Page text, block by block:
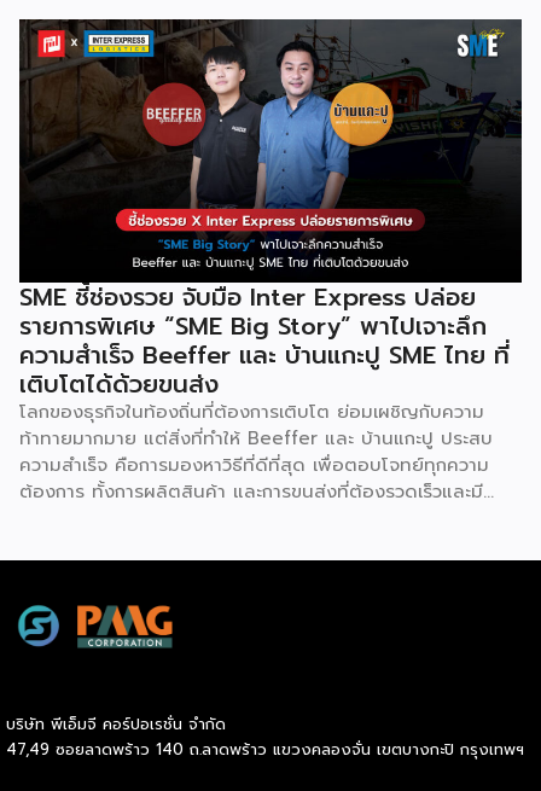
เบลเยี่ยมให้บริการใน 19 แห่งทั่วโลก รวมถึงสหรัฐอเมริกา ฮ่องกง
อินโดนีเซีย และดูไบ ปัจจุบัน Odoo ให้บริการผู้ใช้งานในไทย
มากกว่า 4 แสนราย และมีผู้ใช้งานมากกว่า 6 ล้านคนทั่วเอเชีย ปีนี้
Odoo กลับมาจัดงาน Business Roadshow 2568 ภายใต้
Concept พลิกธุรกิจให้กำไร ต่อยอดธุรกิจของคุณด้วย
ซอฟต์แวร์ ERP ที่มาปลดล็อกทุกธุรกิจในประเทศไทยผ่านการนำ
เทคโนโลยีใหม่สุดล้ำ ยกระดับองค์กรของคุณไปสู่ระบบดิจิทัล
พร้อมกับโอกาสที่จะได้เข้ามาเป็นพาร์ทเนอร์ระดับมืออาชีพร่วมกับ
SME ชี้ช่องรวย จับมือ Inter Express ปล่อย
รายการพิเศษ “SME Big Story” พาไปเจาะลึก
ความสำเร็จ Beeffer และ บ้านแกะปู SME ไทย ที่
เติบโตได้ด้วยขนส่ง
โลกของธุรกิจในท้องถิ่นที่ต้องการเติบโต ย่อมเผชิญกับความ
ท้าทายมากมาย แต่สิ่งที่ทำให้ Beeffer และ บ้านแกะปู ประสบ
ความสำเร็จ คือการมองหาวิธีที่ดีที่สุด เพื่อตอบโจทย์ทุกความ
ต้องการ ทั้งการผลิตสินค้า และการขนส่งที่ต้องรวดเร็วและมี
วัวในจังหวัดระยอง และขยายสู่การเป็นแบรนด์ที่ได้รับความนิยม
ทั่วประเทศ ความสำเร็จของ Beeffer ไม่ได้เกิดขึ้นจากแค่การมี
จังหวัด บ้านแกะปู : ร้านอาหารทะเลในอ่างศิลา กับความสำเร็จ
ที่มาจากความใส่ใจในคุณภาพสินค้า ตอบโจทย์ painpoint ของ
บริษัท พีเอ็มจี คอร์ปอเรชั่น จำกัด
47,49 ซอยลาดพร้าว 140 ถ.ลาดพร้าว แขวงคลองจั่น เขตบางกะปิ กรุงเทพฯ